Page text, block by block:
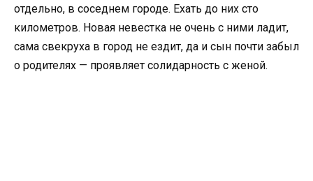
отдельно, в соседнем городе. Ехать до них сто
километров. Новая невестка не очень с ними ладит,
сама свекруха в город не ездит, да и сын почти забыл
о родителях — проявляет солидарность с женой.